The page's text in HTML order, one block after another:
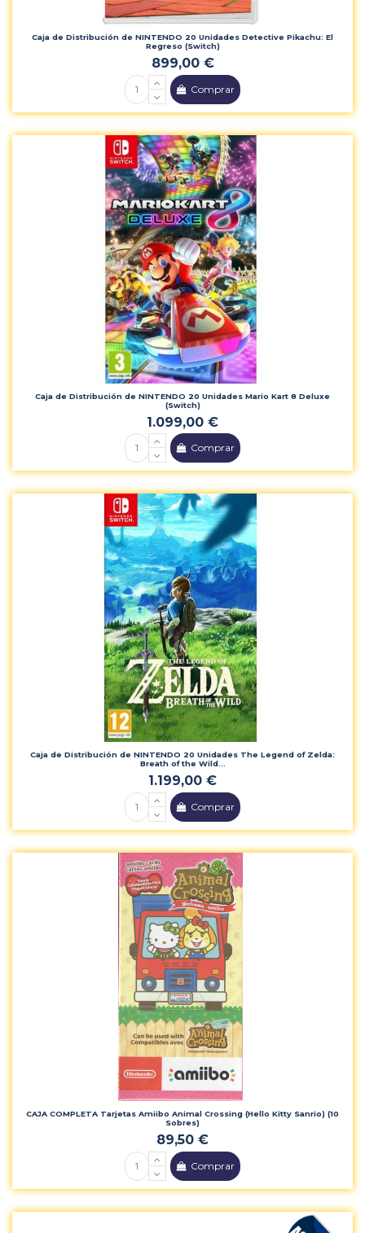
Caja de Distribución de NINTENDO 20 Unidades Detective Pikachu: El
Regreso (Switch)
899,00 €
Comprar
Caja de Distribución de NINTENDO 20 Unidades Mario Kart 8 Deluxe
(Switch)
1.099,00 €
Comprar
Caja de Distribución de NINTENDO 20 Unidades The Legend of Zelda:
Breath of the Wild...
1.199,00 €
Comprar
CAJA COMPLETA Tarjetas Amiibo Animal Crossing (Hello Kitty Sanrio) (10
Sobres)
89,50 €
Comprar